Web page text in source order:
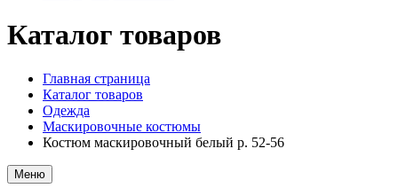
Каталог товаров
Главная страница
Каталог товаров
Одежда
Маскировочные костюмы
Костюм маскировочный белый р. 52-56
Меню